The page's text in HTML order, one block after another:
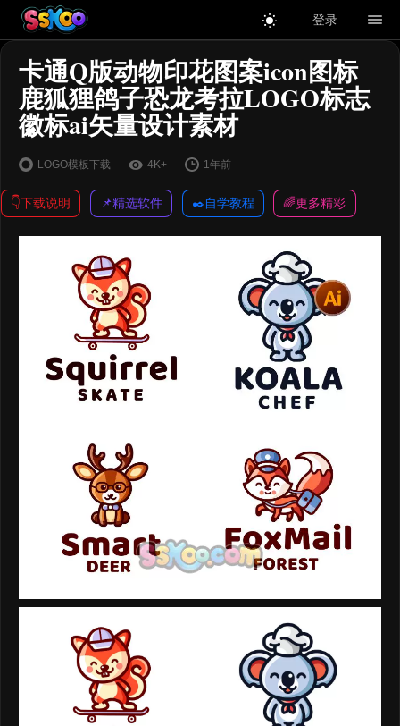
登录
卡通Q版动物印花图案icon图标
鹿狐狸鸽子恐龙考拉LOGO标志
徽标ai矢量设计素材
LOGO模板下载 4K+ 1年前
👇下载说明 📌精选软件 ✒️自学教程 🌈更多精彩